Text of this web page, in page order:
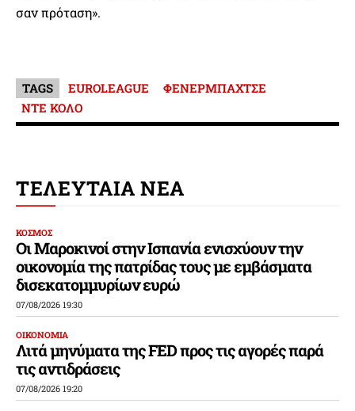
σαν πρόταση».
TAGS EUROLEAGUE
ΦΕΝΕΡΜΠΑΧΤΣΕ
ΝΤΕ ΚΟΛΟ
ΤΕΛΕΥΤΑΙΑ ΝΕΑ
ΚΟΣΜΟΣ
Οι Μαροκινοί στην Ισπανία ενισχύουν την
οικονομία της πατρίδας τους με εμβάσματα
δισεκατομμυρίων ευρώ
07/08/2026 19:30
ΟΙΚΟΝΟΜΙΑ
Λιτά μηνύματα της FED προς τις αγορές παρά
τις αντιδράσεις
07/08/2026 19:20